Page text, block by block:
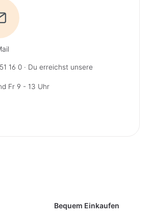
16 0· Du erreichst unsere
Fr 9 - 13 Uhr
Bequem Einkaufen